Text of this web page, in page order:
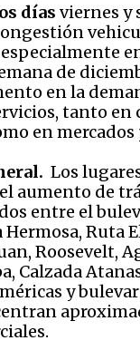
días viernes y
especialmente
de
en la
tanto en
en
Los
aumento de
entre el
Hermosa, Ruta
Roosevelt,
Calzada
y